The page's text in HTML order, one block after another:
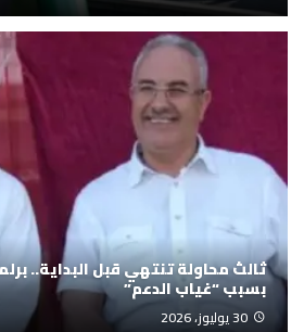
ثالث محاولة تنتهي قبل البداية..
بسبب “غياب الدعم”
30 يوليوز، 2026